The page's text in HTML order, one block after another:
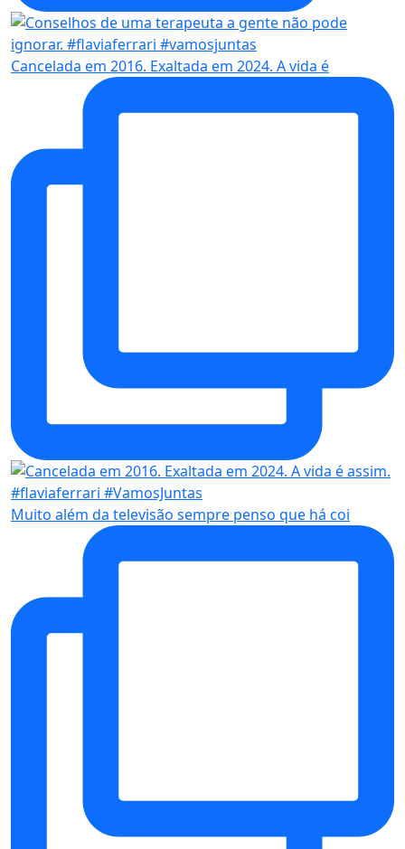
Cancelada em 2016. Exaltada em 2024. A vida é
Muito além da televisão sempre penso que há coi